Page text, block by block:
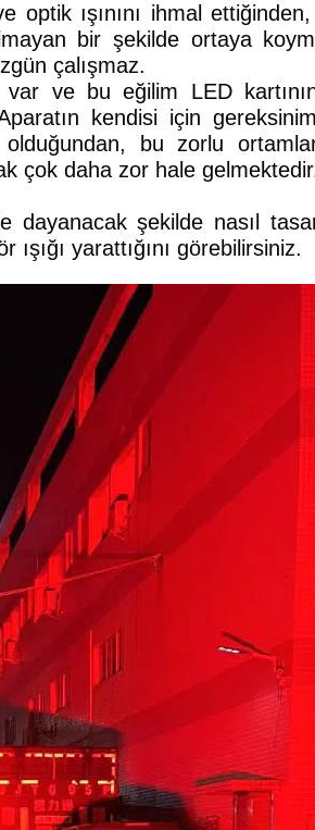
ışınını ihmal
bir şekilde ortaya
çalışmaz.
ve bu eğilim LED
kendisi için
bu zorlu
çok daha zor hale
şekilde nasıl
yarattığını görebilirsiniz.